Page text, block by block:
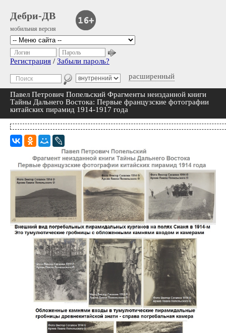
Дебри-ДВ
мобильная версия
расширенный
Логин Пароль
Регистрация / Забыли пароль?
Павел Петрович Попельский Фрагменты неизданной книги
Тайны Дальнего Востока: Первые французские фотографии
китайских пирамид 1914-1917 года